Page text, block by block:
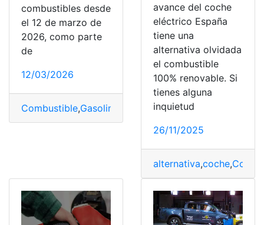
combustibles desde
el 12 de marzo de
2026, como parte
de
12/03/2026
Combustible,Gasolina Precios
avance del coche
eléctrico España
tiene una
alternativa olvidada
el combustible
100% renovable. Si
tienes alguna
inquietud
26/11/2025
alternativa,coche,